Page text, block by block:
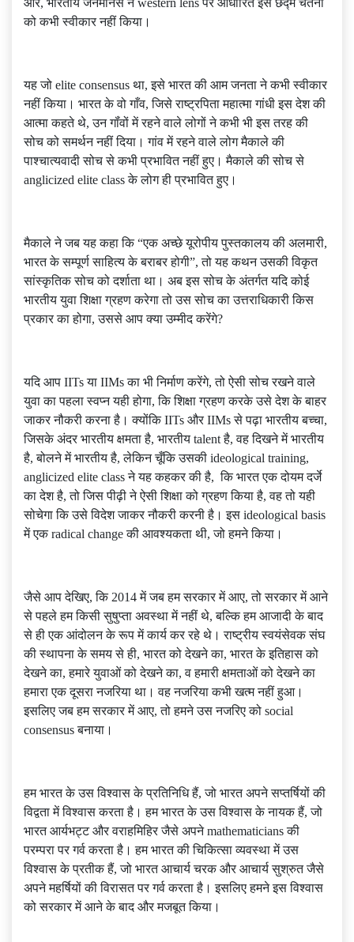
ओर, भारतीय जनमानस ने western lens पर आधारित इस छद्म चेतना
को कभी स्वीकार नहीं किया।
यह जो elite consensus था, इसे भारत की आम जनता ने कभी स्वीकार
नहीं किया। भारत के वो गाँव, जिसे राष्ट्रपिता महात्मा गांधी इस देश की
आत्मा कहते थे, उन गॉंवों में रहने वाले लोगों ने कभी भी इस तरह की
सोच को समर्थन नहीं दिया। गांव में रहने वाले लोग मैकाले की
पाश्चात्यवादी सोच से कभी प्रभावित नहीं हुए। मैकाले की सोच से
anglicized elite class के लोग ही प्रभावित हुए।
मैकाले ने जब यह कहा कि “एक अच्छे यूरोपीय पुस्तकालय की अलमारी,
भारत के सम्पूर्ण साहित्य के बराबर होगी”, तो यह कथन उसकी विकृत
सांस्कृतिक सोच को दर्शाता था। अब इस सोच के अंतर्गत यदि कोई
भारतीय युवा शिक्षा ग्रहण करेगा तो उस सोच का उत्तराधिकारी किस
प्रकार का होगा, उससे आप क्या उम्मीद करेंगे?
यदि आप IITs या IIMs का भी निर्माण करेंगे, तो ऐसी सोच रखने वाले
युवा का पहला स्वप्न यही होगा, कि शिक्षा ग्रहण करके उसे देश के बाहर
जाकर नौकरी करना है। क्योंकि IITs और IIMs से पढ़ा भारतीय बच्चा,
जिसके अंदर भारतीय क्षमता है, भारतीय talent है, वह दिखने में भारतीय
है, बोलने में भारतीय है, लेकिन चूँकि उसकी ideological training,
anglicized elite class ने यह कहकर की है, कि भारत एक दोयम दर्जे
का देश है, तो जिस पीढ़ी ने ऐसी शिक्षा को ग्रहण किया है, वह तो यही
सोचेगा कि उसे विदेश जाकर नौकरी करनी है। इस ideological basis
में एक radical change की आवश्यकता थी, जो हमने किया।
जैसे आप देखिए, कि 2014 में जब हम सरकार में आए, तो सरकार में आने
से पहले हम किसी सुषुप्ता अवस्था में नहीं थे, बल्कि हम आजादी के बाद
से ही एक आंदोलन के रूप में कार्य कर रहे थे। राष्ट्रीय स्वयंसेवक संघ
की स्थापना के समय से ही, भारत को देखने का, भारत के इतिहास को
देखने का, हमारे युवाओं को देखने का, व हमारी क्षमताओं को देखने का
हमारा एक दूसरा नजरिया था। वह नजरिया कभी खत्म नहीं हुआ।
इसलिए जब हम सरकार में आए, तो हमने उस नजरिए को social
consensus बनाया।
हम भारत के उस विश्वास के प्रतिनिधि हैं, जो भारत अपने सप्तर्षियों की
विद्वता में विश्वास करता है। हम भारत के उस विश्वास के नायक हैं, जो
भारत आर्यभट्ट और वराहमिहिर जैसे अपने mathematicians की
परम्परा पर गर्व करता है। हम भारत की चिकित्सा व्यवस्था में उस
विश्वास के प्रतीक हैं, जो भारत आचार्य चरक और आचार्य सुश्रुत जैसे
अपने महर्षियों की विरासत पर गर्व करता है। इसलिए हमने इस विश्वास
को सरकार में आने के बाद और मजबूत किया।